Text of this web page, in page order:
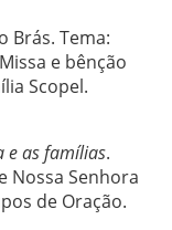
Brás. Tema:
e bênção
Scopel.
e as famílias.
Nossa Senhora
de Oração.